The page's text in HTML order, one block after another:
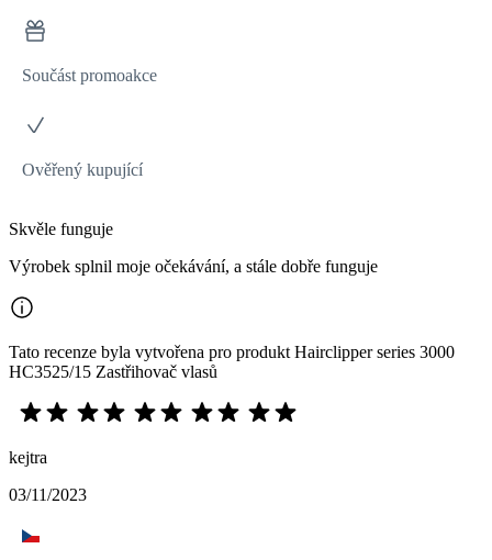
Součást promoakce
Ověřený kupující
Skvěle funguje
Výrobek splnil moje očekávání, a stále dobře funguje
Tato recenze byla vytvořena pro produkt Hairclipper series 3000
HC3525/15 Zastřihovač vlasů
kejtra
03/11/2023